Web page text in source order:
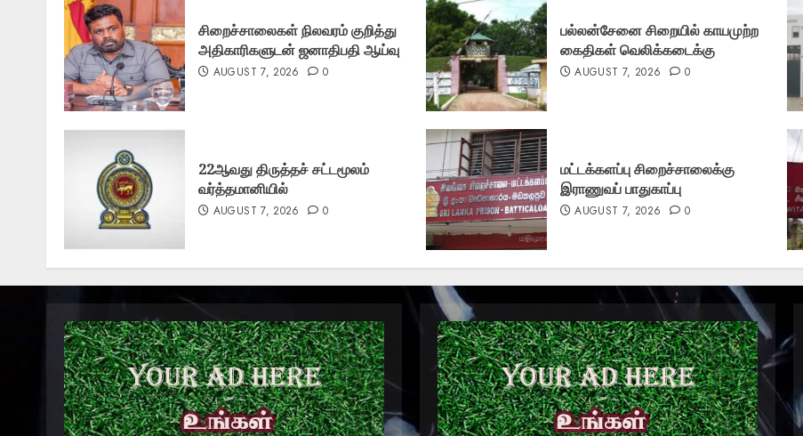
சிறைச்சாலைகள் நிலவரம் குறித்து
அதிகாரிகளுடன் ஜனாதிபதி ஆய்வு
AUGUST 7, 2026 0
பல்லன்சேனை சிறையில் காயமுற்ற
கைதிகள் வெலிக்கடைக்கு
AUGUST 7, 2026 0
22ஆவது திருத்தச் சட்டமூலம்
வர்த்தமானியில்
AUGUST 7, 2026 0
மட்டக்களப்பு சிறைச்சாலைக்கு
இராணுவப் பாதுகாப்பு
AUGUST 7, 2026 0